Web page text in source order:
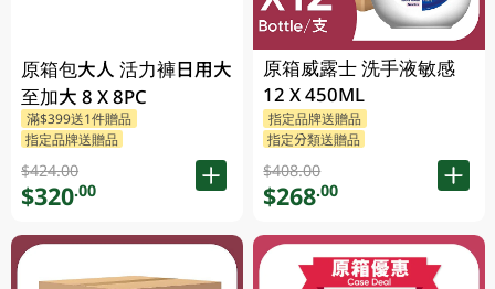
原箱包大人 活力褲日用大
至加大 8 X 8PC
滿$399送1件贈品
指定品牌送贈品
$424.00
$320.00
原箱威露士 洗手液敏感
12 X 450ML
指定品牌送贈品
指定分類送贈品
$408.00
$268.00